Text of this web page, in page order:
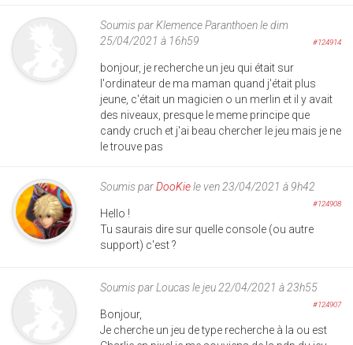
Soumis parKlemence Paranthoenle dim
25/04/2021 à 16h59
#124914
bonjour, je recherche un jeu qui était sur
l'ordinateur de ma maman quand j'était plus
jeune, c'était un magicien o un merlin et il y avait
des niveaux, presque le meme principe que
candy cruch et j'ai beau chercher le jeu mais je ne
le trouve pas
Soumis parDooKiele ven 23/04/2021 à 9h42
#124908
Hello !
Tu saurais dire sur quelle console (ou autre
support) c'est ?
Soumis parLoucasle jeu 22/04/2021 à 23h55
#124907
Bonjour,
Je cherche un jeu de type recherche à la ou est